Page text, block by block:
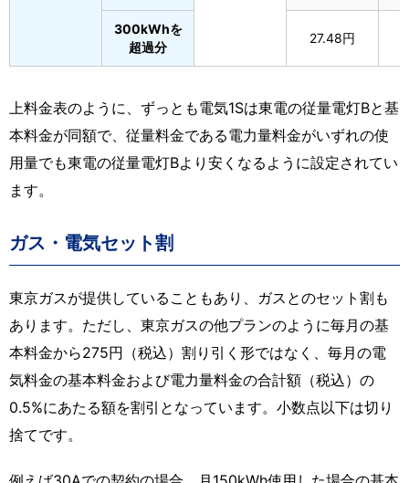
300kWhを
超過分
27.48円
上料金表のように、ずっとも電気1Sは東電の従量電灯Bと基
本料金が同額で、従量料金である電力量料金がいずれの使
用量でも東電の従量電灯Bより安くなるように設定されてい
ます。
ガス・電気セット割
東京ガスが提供していることもあり、ガスとのセット割も
あります。ただし、東京ガスの他プランのように毎月の基
本料金から275円（税込）割り引く形ではなく、毎月の電
気料金の基本料金および電力量料金の合計額（税込）の
0.5%にあたる額を割引となっています。小数点以下は切り
捨てです。